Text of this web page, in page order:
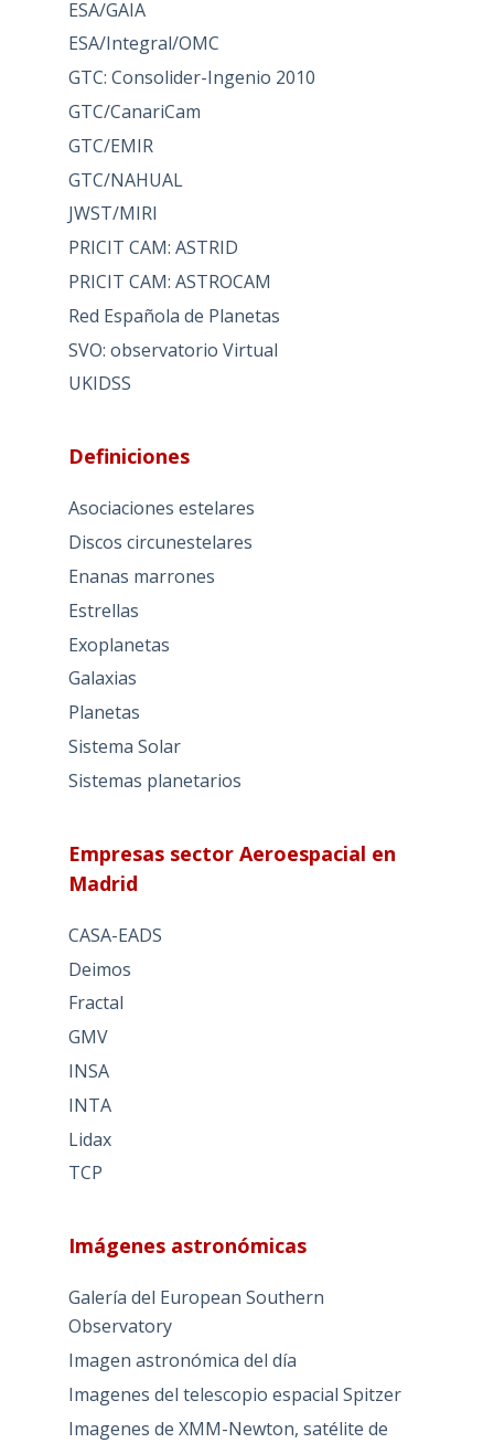
ESA/GAIA
ESA/Integral/OMC
GTC: Consolider-Ingenio 2010
GTC/CanariCam
GTC/EMIR
GTC/NAHUAL
JWST/MIRI
PRICIT CAM: ASTRID
PRICIT CAM: ASTROCAM
Red Española de Planetas
SVO: observatorio Virtual
UKIDSS
Definiciones
Asociaciones estelares
Discos circunestelares
Enanas marrones
Estrellas
Exoplanetas
Galaxias
Planetas
Sistema Solar
Sistemas planetarios
Empresas sector Aeroespacial en
Madrid
CASA-EADS
Deimos
Fractal
GMV
INSA
INTA
Lidax
TCP
Imágenes astronómicas
Galería del European Southern
Observatory
Imagen astronómica del día
Imagenes del telescopio espacial Spitzer
Imagenes de XMM-Newton, satélite de